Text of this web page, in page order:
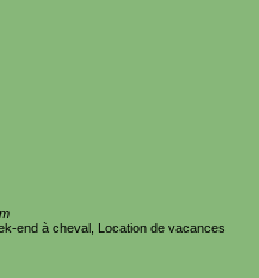
end à cheval, Location de vacances